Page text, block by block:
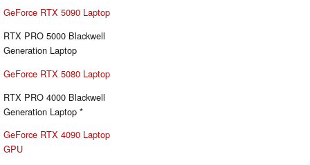
GeForce RTX 5090 Laptop
RTX PRO 5000 Blackwell
Generation Laptop
GeForce RTX 5080 Laptop
RTX PRO 4000 Blackwell
Generation Laptop *
GeForce RTX 4090 Laptop
GPU